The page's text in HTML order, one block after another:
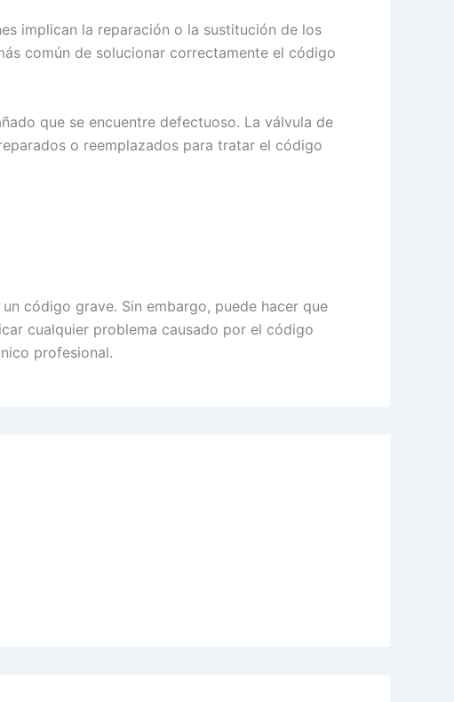
implican la reparación o la sustitución de los
común de solucionar correctamente el código
que se encuentre defectuoso. La válvula de
o reemplazados para tratar el código
código grave. Sin embargo, puede hacer que
cualquier problema causado por el código
profesional.